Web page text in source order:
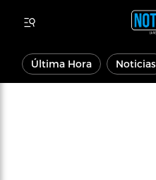
Última Hora Noticias